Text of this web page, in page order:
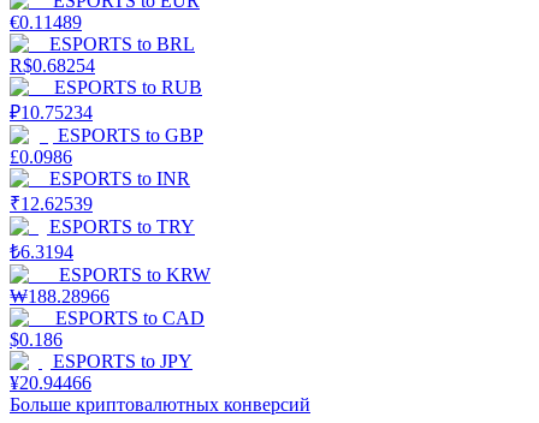
€0.11489
ESPORTS to BRL
R$0.68254
ESPORTS to RUB
₽10.75234
ESPORTS to GBP
£0.0986
ESPORTS to INR
₹12.62539
ESPORTS to TRY
₺6.3194
ESPORTS to KRW
₩188.28966
ESPORTS to CAD
$0.186
ESPORTS to JPY
¥20.94466
Больше криптовалютных конверсий